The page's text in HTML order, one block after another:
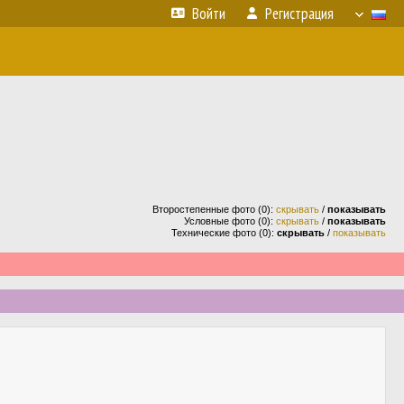
Войти Регистрация
Второстепенные фото (0): скрывать / показывать
Условные фото (0): скрывать / показывать
Технические фото (0): скрывать / показывать